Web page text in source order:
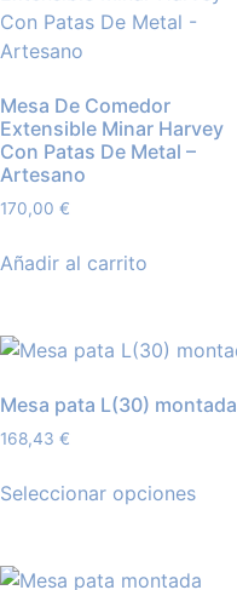
Mesa De Comedor
Extensible Minar Harvey
Con Patas De Metal –
Artesano
170,00 €
Añadir al carrito
Mesa pata L(30) montada
168,43 €
Seleccionar opciones